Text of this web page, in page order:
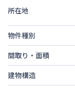
所在地
物件種別
間取り・面積
建物構造